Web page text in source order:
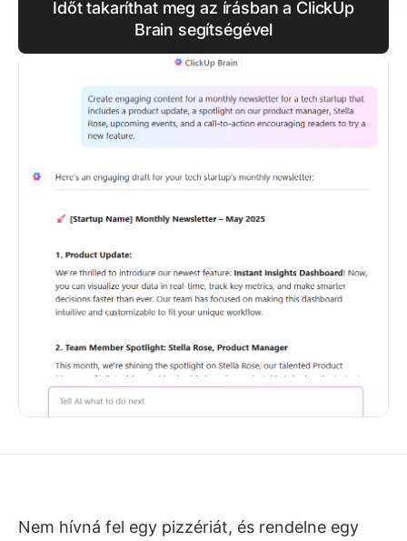
Időt takaríthat meg az írásban a ClickUp
Brain segítségével
Nem hívná fel egy pizzériát, és rendelne egy